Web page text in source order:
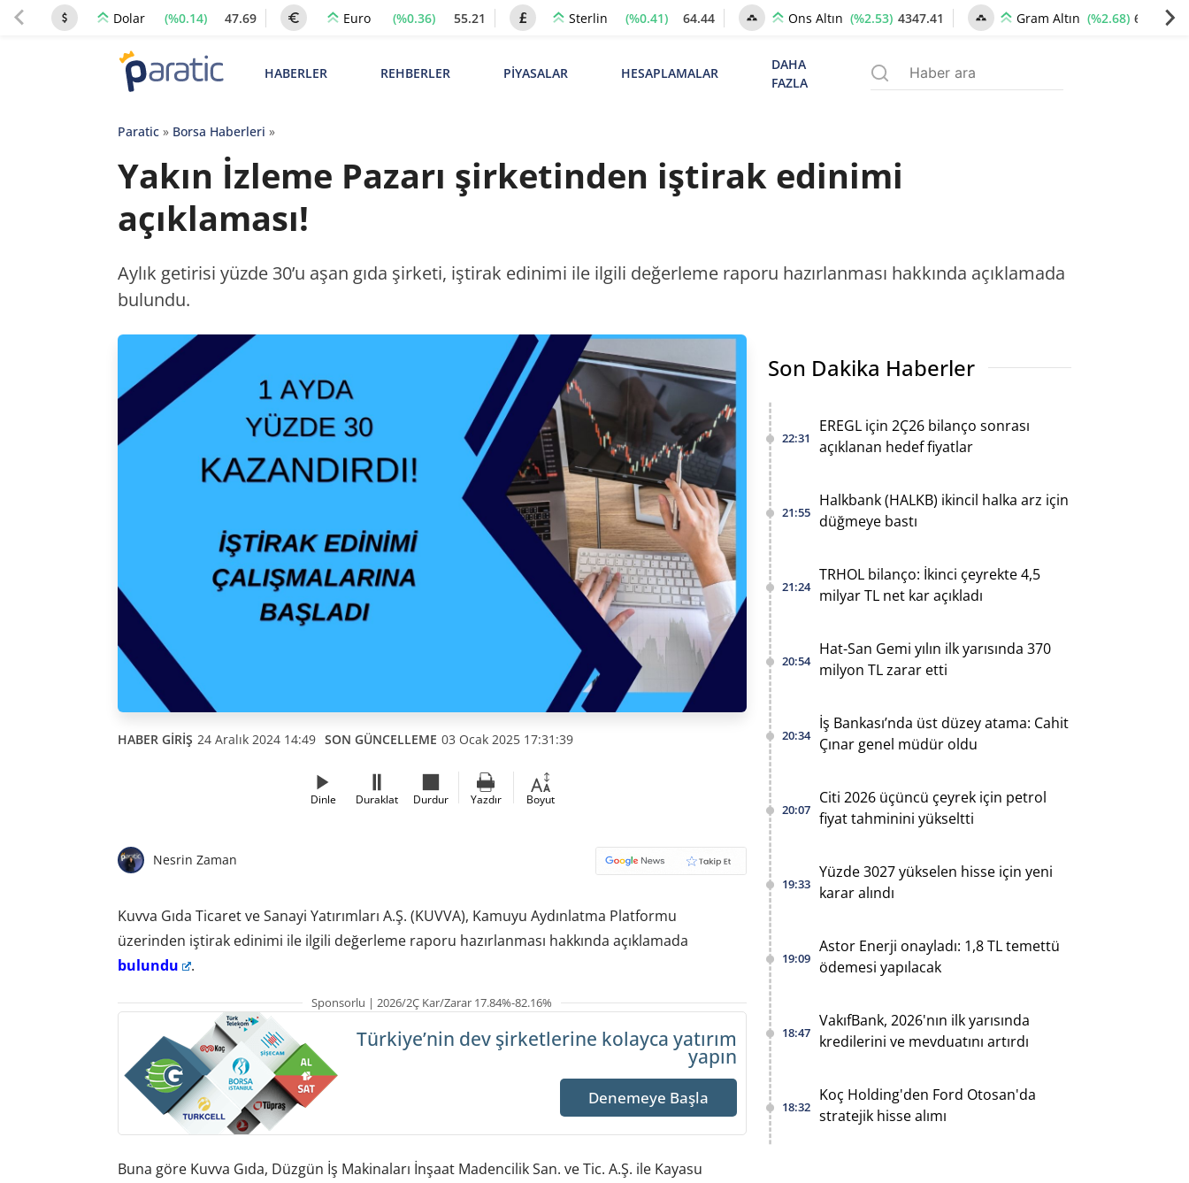
Dolar (%0.14) 47.69 Euro (%0.36) 55.21 Sterlin (%0.41) 64.44 Ons Altın (%2.53) 4347.41 Gram Altın (%2.68) 6666.42
HABERLER REHBERLER PİYASALAR HESAPLAMALAR
DAHA
FAZLA
Paratic» Borsa Haberleri »
Yakın İzleme Pazarı şirketinden iştirak edinimi
açıklaması!
Aylık getirisi yüzde 30’u aşan gıda şirketi, iştirak edinimi ile ilgili değerleme raporu hazırlanması hakkında açıklamada
bulundu.
HABER GİRİŞ 24 Aralık 2024 14:49 SON GÜNCELLEME 03 Ocak 2025 17:31:39
Dinle Duraklat Durdur Yazdır Boyut
Nesrin Zaman
Kuvva Gıda Ticaret ve Sanayi Yatırımları A.Ş. (KUVVA), Kamuyu Aydınlatma Platformu
üzerinden iştirak edinimi ile ilgili değerleme raporu hazırlanması hakkında açıklamada
bulundu
.
Sponsorlu | 2026/2Ç Kar/Zarar 17.84%-82.16%
Türkiye’nin dev şirketlerine kolayca yatırım
yapın
Denemeye Başla
Buna göre Kuvva Gıda, Düzgün İş Makinaları İnşaat Madencilik San. ve Tic. A.Ş. ile Kayasu
Son Dakika Haberler
22:31
EREGL için 2Ç26 bilanço sonrası
açıklanan hedef fiyatlar
21:55
Halkbank (HALKB) ikincil halka arz için
düğmeye bastı
21:24
TRHOL bilanço: İkinci çeyrekte 4,5
milyar TL net kar açıkladı
20:54
Hat-San Gemi yılın ilk yarısında 370
milyon TL zarar etti
20:34
İş Bankası’nda üst düzey atama: Cahit
Çınar genel müdür oldu
20:07
Citi 2026 üçüncü çeyrek için petrol
fiyat tahminini yükseltti
19:33
Yüzde 3027 yükselen hisse için yeni
karar alındı
19:09
Astor Enerji onayladı: 1,8 TL temettü
ödemesi yapılacak
18:47
VakıfBank, 2026'nın ilk yarısında
kredilerini ve mevduatını artırdı
18:32
Koç Holding'den Ford Otosan'da
stratejik hisse alımı